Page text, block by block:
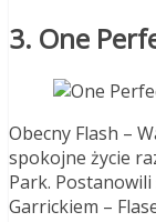
3. One
Obecny Flash –
spokojne życie
Park.
Garrickiem –